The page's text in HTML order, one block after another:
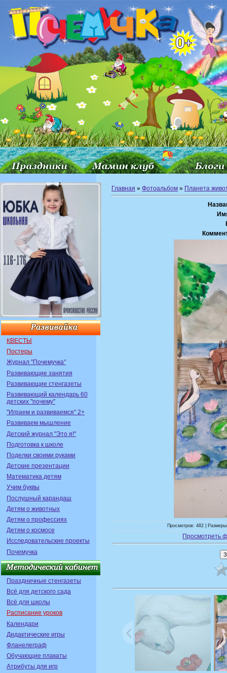
КВЕСТЫ
Постеры
Журнал "Почемучка"
Развивающие занятия
Развивающие стенгазеты
Развивающий календарь 60
детских "почему"
"Играем и развиваемся" 2+
Развиваем мышление
Детский журнал "Это я!"
Подготовка к школе
Поделки своими руками
Детские презентации
Математика детям
Учим буквы
Послушный карандаш
Детям о животных
Детям о профессиях
Детям о космосе
Исследовательские проекты
Почемучка
Праздничные стенгазеты
Всё для детского сада
Всё для школы
Расписание уроков
Календари
Дидактические игры
Фланелеграф
Обучающие плакаты
Атрибуты для игр
Главная » Фотоальбом » Планета
Просмотров: 482 |
Просмотреть